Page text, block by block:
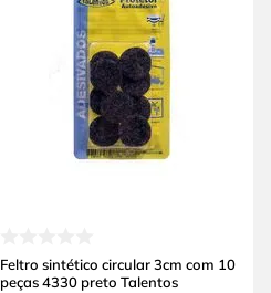
Feltro sintético circular 3cm com 10
peças 4330 preto Talentos